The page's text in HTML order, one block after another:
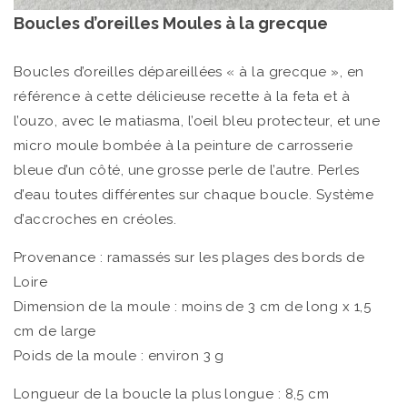
Boucles d’oreilles Moules à la grecque
Boucles d’oreilles dépareillées « à la grecque », en
référence à cette délicieuse recette à la feta et à
l’ouzo, avec le matiasma, l’oeil bleu protecteur, et une
micro moule bombée à la peinture de carrosserie
bleue d’un côté, une grosse perle de l’autre. Perles
d’eau toutes différentes sur chaque boucle. Système
d’accroches en créoles.
Provenance : ramassés sur les plages des bords de
Loire
Dimension de la moule : moins de 3 cm de long x 1,5
cm de large
Poids de la moule : environ 3 g
Longueur de la boucle la plus longue : 8,5 cm